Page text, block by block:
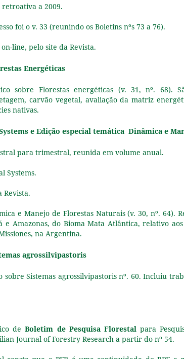
a 2009.
foi o v. 33 (reunindo os Boletins nºs 73 a 76).
line, pelo site da Revista.
Energéticas
sobre Florestas energéticas (v. 31, nº. 68).
carvão vegetal, avaliação da matriz
nativas.
e Edição especial temática Dinâmica e
para trimestral, reunida em volume anual.
Systems.
Revista.
e Manejo de Florestas Naturais (v. 30, nº. 64).
e Amazonas, do Bioma Mata Atlântica, relativo
na Argentina.
agrossilvipastoris
sobre Sistemas agrossilvipastoris nº. 60. Incluiu
deBoletim de Pesquisa Florestalpara
Journal of Forestry Research a partir do nº 54.